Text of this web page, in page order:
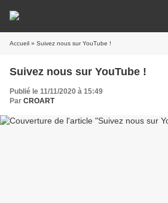
Accueil » Suivez nous sur YouTube !
Suivez nous sur YouTube !
Publié le 11/11/2020 à 15:49
Par CROART